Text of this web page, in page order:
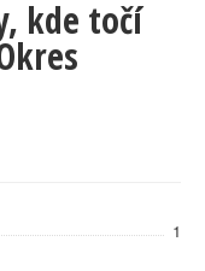
kde točí
1